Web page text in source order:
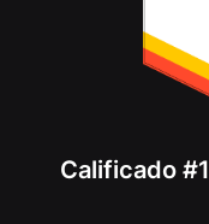
Calificado